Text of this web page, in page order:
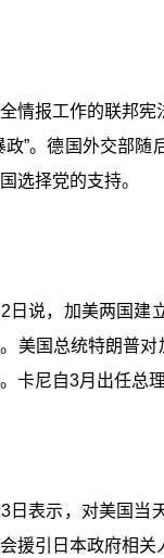
情报工作的联邦
政”。德国外交部
选择党的支持。
日说，加美两国建
美国总统特朗普
卡尼自3月出任总
日表示，对美国
援引日本政府相